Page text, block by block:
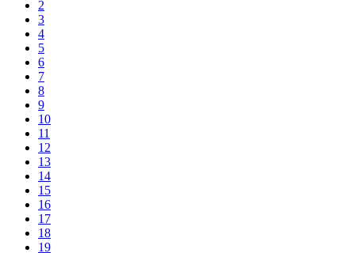
2
3
4
5
6
7
8
9
10
11
12
13
14
15
16
17
18
19